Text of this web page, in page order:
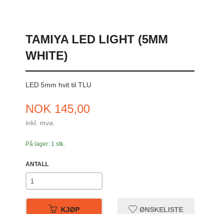
TAMIYA LED LIGHT (5MM
WHITE)
LED 5mm hvit til TLU
Pris
NOK 145,00
inkl. mva.
På lager: 1 stk.
ANTALL
KJØP ØNSKELISTE